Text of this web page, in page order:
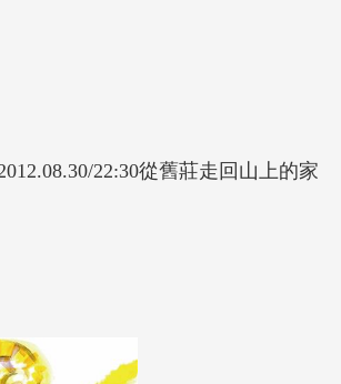
22:30從舊莊走回山上的家